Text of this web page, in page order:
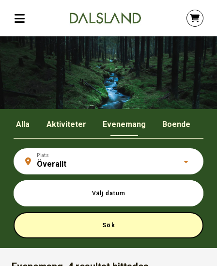
Alla Aktiviteter Evenemang Boende
Plats
Välj datum
Sök